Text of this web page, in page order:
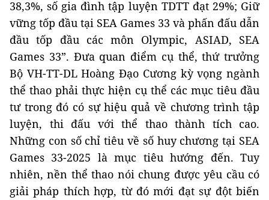
38,3%, số gia đình tập luyện TDTT đạt 29%; Giữ
vững tốp đầu tại SEA Games 33 và phấn đấu dẫn
đầu tốp đầu các môn Olympic, ASIAD, SEA
Games 33”. Đưa quan điểm cụ thể, thứ trưởng
Bộ VH-TT-DL Hoàng Đạo Cương kỳ vọng ngành
thể thao phải thực hiện cụ thể các mục tiêu đầu
tư trong đó có sự hiệu quả về chương trình tập
luyện, thi đấu với thể thao thành tích cao.
Những con số chỉ tiêu về số huy chương tại SEA
Games 33-2025 là mục tiêu hướng đến. Tuy
nhiên, nền thể thao nói chung được yêu cầu có
giải pháp thích hợp, từ đó mới đạt sự đột biến